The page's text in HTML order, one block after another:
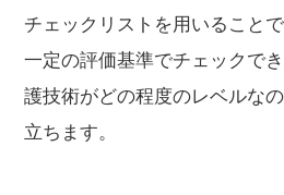
チェックリストを用いること
一定の評価基準でチェックで
護技術がどの程度のレベルな
立ちます。